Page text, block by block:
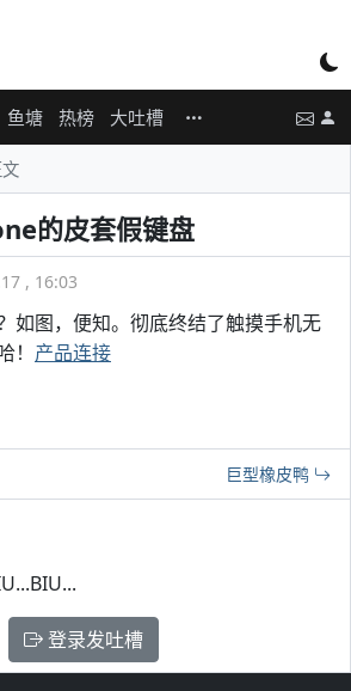
鱼塘 热榜 大吐槽
的皮套假键盘
, 16:03
如图，便知。彻底终结了触摸手机无
产品连接
巨型橡皮鸭
登录发吐槽